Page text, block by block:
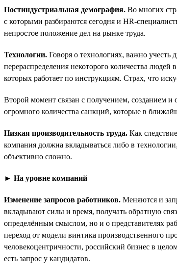
Постиндустриальная демография. Во многих
с которыми разбираются сегодня и HR-
непростое положение дел на рынке труда.
Технологии. Говоря о технологиях, важно
перераспределения некоторого количества
которых работает по инструкциям. Страх, что
Второй момент связан с получением, созданием
огромного количества санкций, которые в
Низкая производительность труда. Как
компания должна вкладываться либо в
объективно сложно.
► На уровне компаний
Изменение запросов работников. Меняются и
вкладывают силы и время, получать обратную
определённым смыслом, но и о представителях
переход от модели винтика производственного
человекоцентричности, российский бизнес в
есть запрос у кандидатов.